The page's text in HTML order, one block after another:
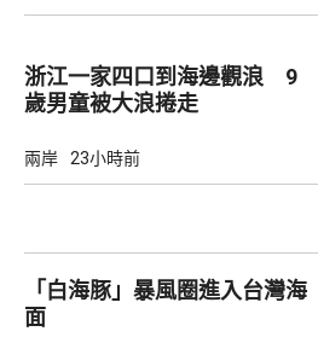
浙江一家四口到海邊觀浪 9
歲男童被大浪捲走
兩岸 23小時前
「白海豚」暴風圈進入台灣海
面